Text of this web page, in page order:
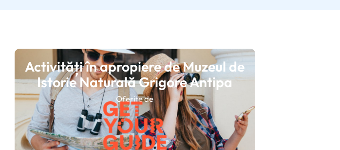
Activități în apropiere de Muzeul de
Istorie Naturală Grigore Antipa
Oferite de